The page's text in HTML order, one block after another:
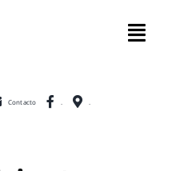
Contacto